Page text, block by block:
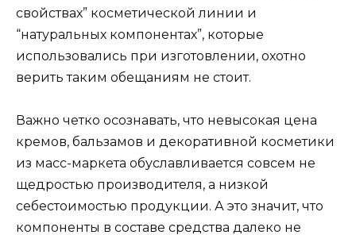
свойствах” косметической линии и
“натуральных компонентах”, которые
использовались при изготовлении, охотно
верить таким обещаниям не стоит.
Важно четко осознавать, что невысокая цена
кремов, бальзамов и декоративной косметики
из масс-маркета обуславливается совсем не
щедростью производителя, а низкой
себестоимостью продукции. А это значит, что
компоненты в составе средства далеко не